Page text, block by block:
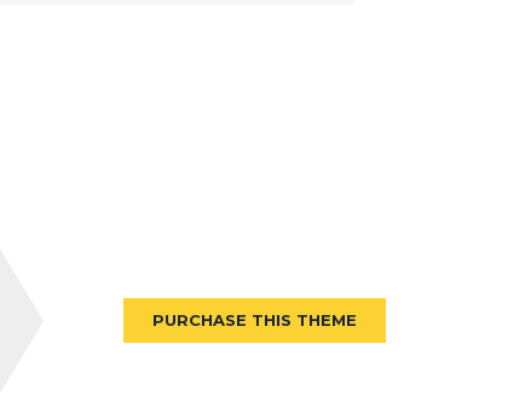
PURCHASE THIS THEME